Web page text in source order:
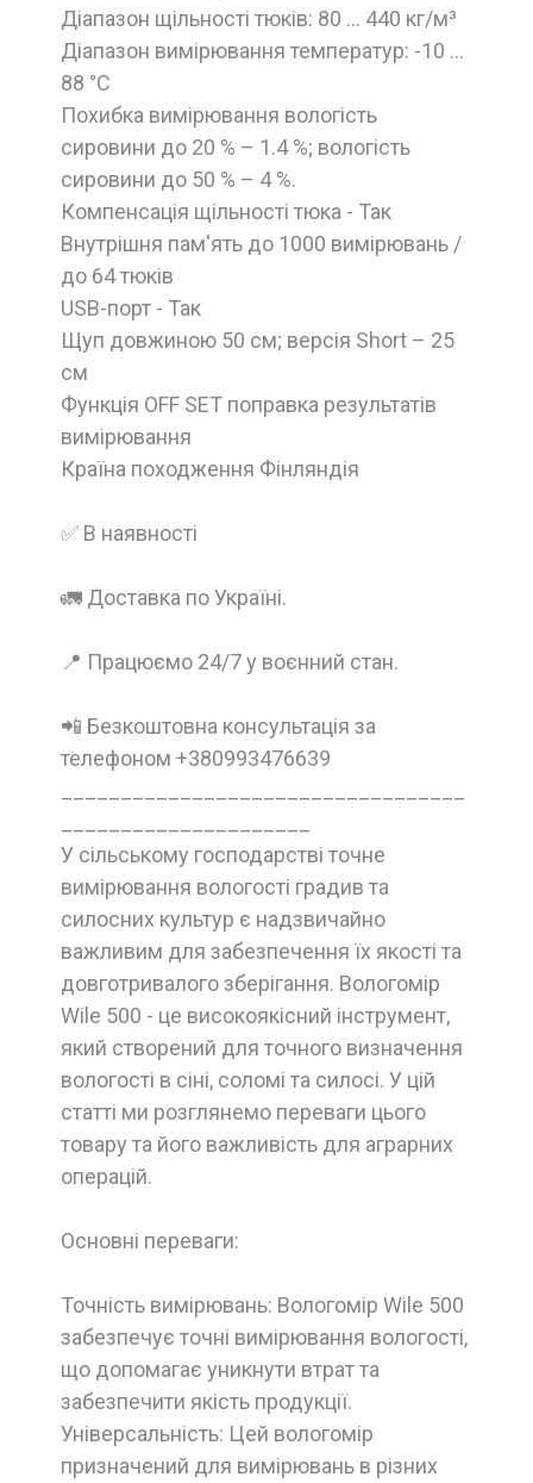
Діапазон щільності тюків: 80 ... 440 кг/м³
Діапазон вимірювання температур: -10 ...
88 °С
Похибка вимірювання вологість
сировини до 20 % – 1.4 %; вологість
сировини до 50 % – 4 %.
Компенсація щільності тюка - Так
Внутрішня пам'ять до 1000 вимірювань /
до 64 тюків
USB-порт - Так
Щуп довжиною 50 см; версія Short – 25
см
Функція OFF SET поправка результатів
вимірювання
Країна походження Фінляндія
✅ В наявності
🚛 Доставка по Україні.
📍 Працюємо 24/7 у воєнний стан.
📲 Безкоштовна консультація за
телефоном +380993476639
У сільському господарстві точне
вимірювання вологості градив та
силосних культур є надзвичайно
важливим для забезпечення їх якості та
довготривалого зберігання. Вологомір
Wile 500 - це високоякісний інструмент,
який створений для точного визначення
вологості в сіні, соломі та силосі. У цій
статті ми розглянемо переваги цього
товару та його важливість для аграрних
операцій.
Основні переваги:
Точність вимірювань: Вологомір Wile 500
забезпечує точні вимірювання вологості,
що допомагає уникнути втрат та
забезпечити якість продукції.
Універсальність: Цей вологомір
призначений для вимірювань в різних